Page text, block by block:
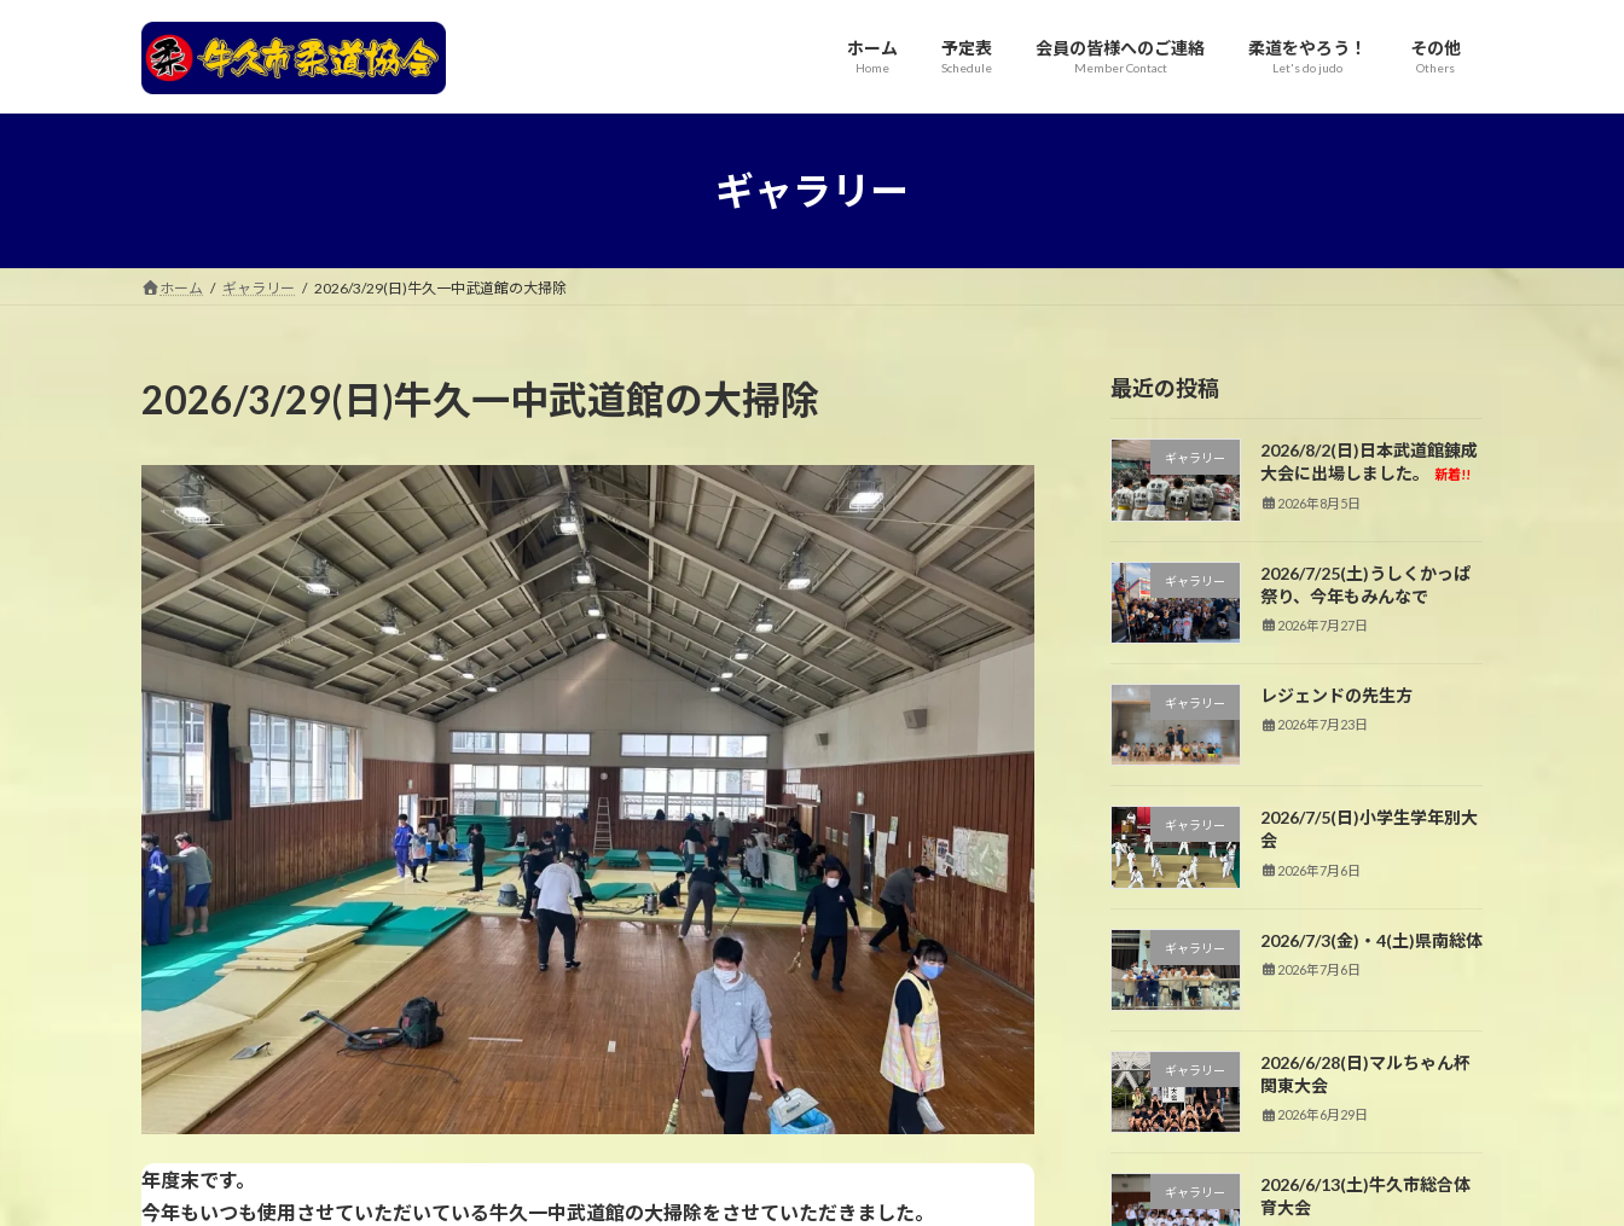
プ
動
ホーム
Home
予定表
Schedule
会員の皆様へのご連絡
Member Contact
柔道をやろう！
Let's do judo
その他
Others
ギャラリー
ホーム ギャラリー 2026/3/29(日)牛久一中武道館の大掃除
2026/3/29(日)牛久一中武道館の大掃除
年度末です。
今年もいつも使用させていただいている牛久一中武道館の大掃除をさせていただきました。
最近の投稿
ギャラリー
2026/8/2(日)日本武道館錬成
大会に出場しました。
新着!!
2026年8月5日
ギャラリー
2026/7/25(土)うしくかっぱ
祭り、今年もみんなで
2026年7月27日
ギャラリー レジェンドの先生方
2026年7月23日
ギャラリー
2026/7/5(日)小学生学年別大
会
2026年7月6日
ギャラリー 2026/7/3(金)・4(土)県南総体
2026年7月6日
ギャラリー
2026/6/28(日)マルちゃん杯
関東大会
2026年6月29日
ギャラリー
2026/6/13(土)牛久市総合体
育大会